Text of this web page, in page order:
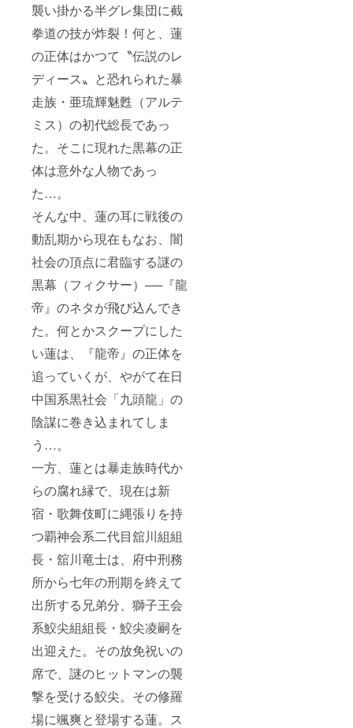
襲い掛かる半グレ集団に截
拳道の技が炸裂！何と、蓮
の正体はかつて〝伝説のレ
ディース〟と恐れられた暴
走族・亜琉輝魅甦（アルテ
ミス）の初代総長であっ
た。そこに現れた黒幕の正
体は意外な人物であっ
た…。
そんな中、蓮の耳に戦後の
動乱期から現在もなお、闇
社会の頂点に君臨する謎の
黒幕（フィクサー）──『龍
帝』のネタが飛び込んでき
た。何とかスクープにした
い蓮は、『龍帝』の正体を
追っていくが、やがて在日
中国系黒社会「九頭龍」の
陰謀に巻き込まれてしま
う…。
一方、蓮とは暴走族時代か
らの腐れ縁で、現在は新
宿・歌舞伎町に縄張りを持
つ覇神会系二代目舘川組組
長・舘川竜士は、府中刑務
所から七年の刑期を終えて
出所する兄弟分、獅子王会
系鮫尖組組長・鮫尖凌嗣を
出迎えた。その放免祝いの
席で、謎のヒットマンの襲
撃を受ける鮫尖。その修羅
場に颯爽と登場する蓮。ス